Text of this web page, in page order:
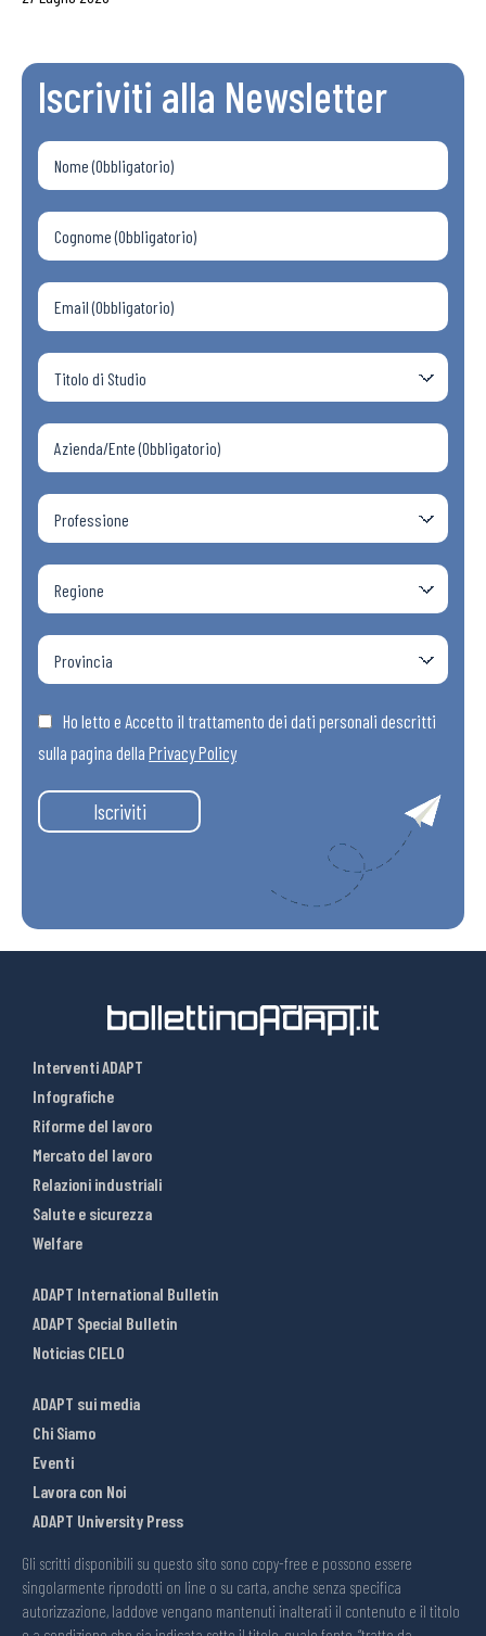
Iscriviti alla Newsletter
Ho letto e Accetto il trattamento dei dati personali descritti
sulla pagina della Privacy Policy
Iscriviti
Interventi ADAPT
Infografiche
Riforme del lavoro
Mercato del lavoro
Relazioni industriali
Salute e sicurezza
Welfare
ADAPT International Bulletin
ADAPT Special Bulletin
Noticias CIELO
ADAPT sui media
Chi Siamo
Eventi
Lavora con Noi
ADAPT University Press
Gli scritti disponibili su questo sito sono copy-free e possono essere
singolarmente riprodotti on line o su carta, anche senza specifica
autorizzazione, laddove vengano mantenuti inalterati il contenuto e il titolo